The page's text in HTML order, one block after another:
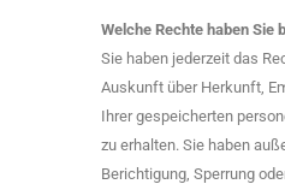
Welche Rechte haben Sie
Sie haben jederzeit das
Auskunft über Herkunft,
Ihrer gespeicherten
zu erhalten. Sie haben
Berichtigung, Sperrung